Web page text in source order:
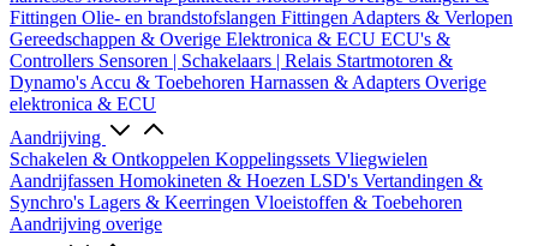
Fittingen Olie- en brandstofslangen Fittingen Adapters & Verlopen
Gereedschappen & Overige Elektronica & ECU ECU's &
Controllers Sensoren | Schakelaars | Relais Startmotoren &
Dynamo's Accu & Toebehoren Harnassen & Adapters Overige
elektronica & ECU
Aandrijving
Schakelen & Ontkoppelen Koppelingssets Vliegwielen
Aandrijfassen Homokineten & Hoezen LSD's Vertandingen &
Synchro's Lagers & Keerringen Vloeistoffen & Toebehoren
Aandrijving overige